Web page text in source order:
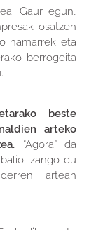
Gaur egun,
osatzen
hamarrek eta
berrogeita
beste
arteko
“Agora” da
izango du
artean